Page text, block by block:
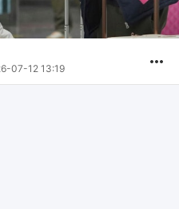
07-12 13:19